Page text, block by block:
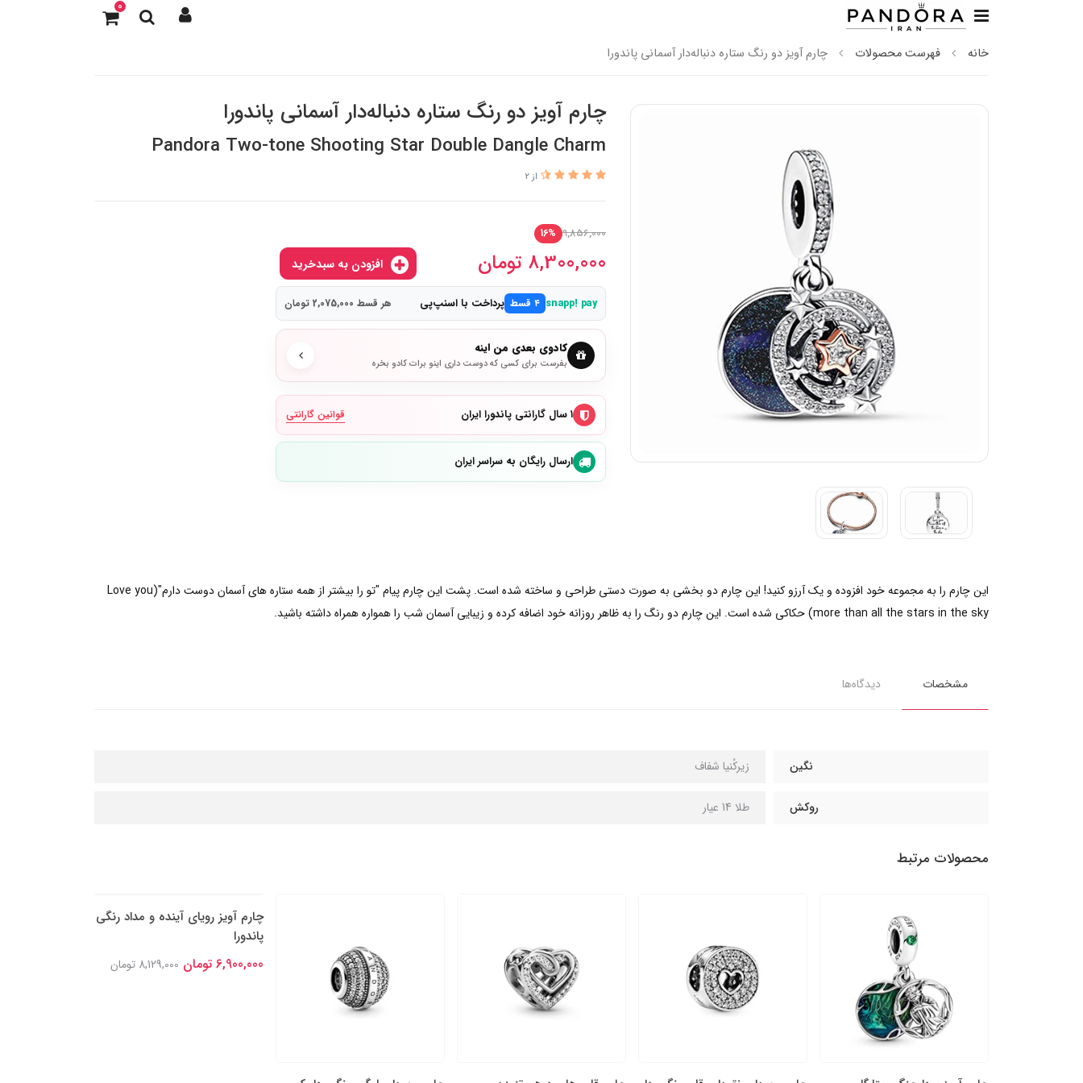
0
خانه فهرست محصولات چارم آویز دو رنگ ستاره دنباله‌دار آسمانی پاندورا
چارم آویز دو رنگ ستاره دنباله‌دار آسمانی پاندورا
Pandora Two-tone Shooting Star Double Dangle Charm
از 2
9,856,000
16%
8,300,000 تومان
snapp! pay ۴ قسط پرداخت با اسنپ‌پی هر قسط 2,075,000 تومان
کادوی بعدی من اینه
بفرست برای کسی که دوست داری اینو برات کادو بخره
۱ سال گارانتی پاندورا ایران قوانین گارانتی
ارسال رایگان به سراسر ایران
این چارم را به مجموعه خود افزوده و یک آرزو کنید! این چارم دو بخشی به صورت دستی طراحی و ساخته شده است. پشت این چارم پیام "تو را بیشتر از همه ستاره های آسمان دوست دارم"(Love you
more than all the stars in the sky) حکاکی شده است. این چارم دو رنگ را به ظاهر روزانه خود اضافه کرده و زیبایی آسمان شب را همواره همراه داشته باشید.
مشخصات دیدگاه‌ها
نگین زیرکُنیا شفاف
روکش طلا 14 عیار
محصولات مرتبط